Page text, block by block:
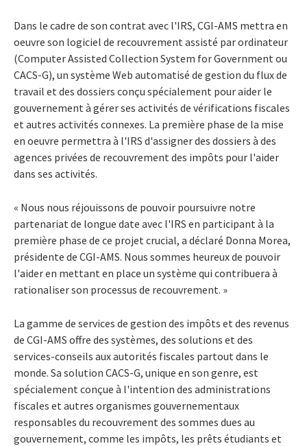
Dans le cadre de son contrat avec l'IRS, CGI-AMS mettra en
oeuvre son logiciel de recouvrement assisté par ordinateur
(Computer Assisted Collection System for Government ou
CACS-G), un système Web automatisé de gestion du flux de
travail et des dossiers conçu spécialement pour aider le
gouvernement à gérer ses activités de vérifications fiscales
et autres activités connexes. La première phase de la mise
en oeuvre permettra à l'IRS d'assigner des dossiers à des
agences privées de recouvrement des impôts pour l'aider
dans ses activités.
« Nous nous réjouissons de pouvoir poursuivre notre
partenariat de longue date avec l'IRS en participant à la
première phase de ce projet crucial, a déclaré Donna Morea,
présidente de CGI-AMS. Nous sommes heureux de pouvoir
l'aider en mettant en place un système qui contribuera à
rationaliser son processus de recouvrement. »
La gamme de services de gestion des impôts et des revenus
de CGI-AMS offre des systèmes, des solutions et des
services-conseils aux autorités fiscales partout dans le
monde. Sa solution CACS-G, unique en son genre, est
spécialement conçue à l'intention des administrations
fiscales et autres organismes gouvernementaux
responsables du recouvrement des sommes dues au
gouvernement, comme les impôts, les prêts étudiants et